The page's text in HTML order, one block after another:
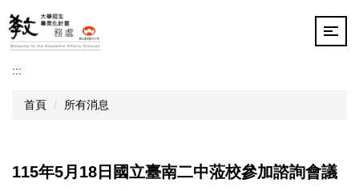
跳
到
主
內
:::
首頁 所有消息
115年5月18日國立臺南二中蒞校參加諮詢會議